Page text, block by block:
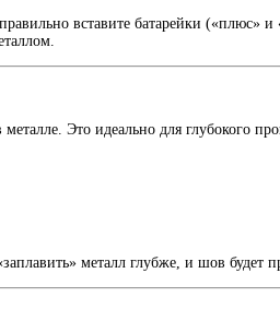
вставите батарейки («плюс»
Это идеально для глубокого
металл глубже, и шов будет